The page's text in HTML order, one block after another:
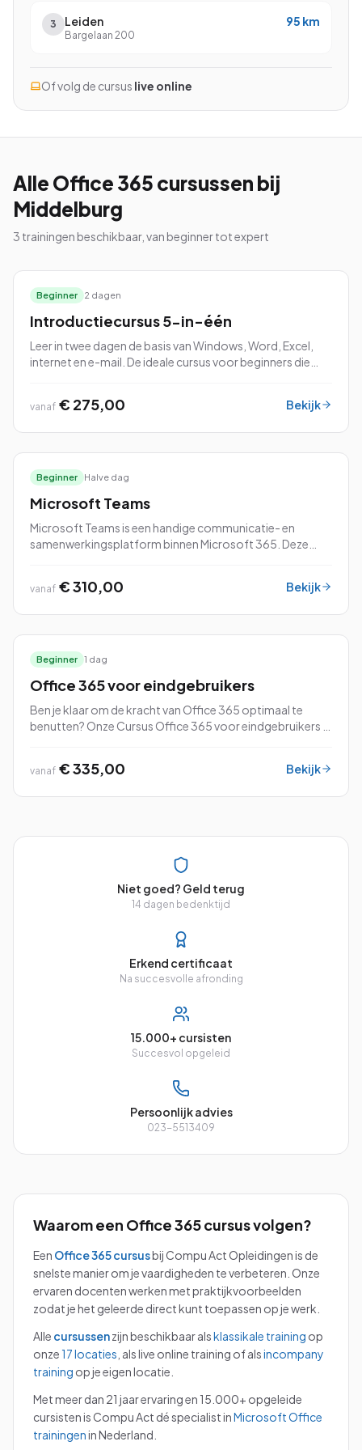
Bekijk alle cursussen
3 Leiden
Bargelaan 200
95 km
Of volg de cursus live online
Alle Office 365 cursussen bij
Middelburg
3 trainingen beschikbaar, van beginner tot expert
Beginner 2 dagen
Introductiecursus 5-in-één
Leer in twee dagen de basis van Windows, Word, Excel,
internet en e-mail. De ideale cursus voor beginners die
vanaf € 275,00 Bekijk
Beginner Halve dag
Microsoft Teams
Microsoft Teams is een handige communicatie- en
samenwerkingsplatform binnen Microsoft 365. Deze
vanaf € 310,00 Bekijk
Beginner 1 dag
Office 365 voor eindgebruikers
Ben je klaar om de kracht van Office 365 optimaal te
benutten? Onze Cursus Office 365 voor eindgebruikers is
vanaf € 335,00 Bekijk
Niet goed? Geld terug
14 dagen bedenktijd
Erkend certificaat
Na succesvolle afronding
15.000+ cursisten
Succesvol opgeleid
Persoonlijk advies
023-5513409
Waarom een Office 365cursus volgen?
Een Office 365cursusbij Compu Act Opleidingen is de
snelste manier om je vaardigheden te verbeteren. Onze
ervaren docenten werken met praktijkvoorbeelden
zodat je het geleerde direct kunt toepassen op je werk.
Alle cursussenzijn beschikbaar alsklassikale training op
onze17 locaties , als live online training of alsincompany
training op je eigen locatie.
Met meer dan 21 jaar ervaring en 15.000+ opgeleide
cursisten is Compu Act dé specialist inMicrosoft Office
trainingenin Nederland.